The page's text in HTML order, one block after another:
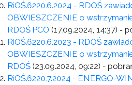
RiOŚ.6220.6.2024 - RDOŚ
OBWIESZCZENIE o
RDOŚ PCO (17.09.2024, 14:37) -
RiOŚ.6220.6.2023 - RDOŚ
OBWIESZCZENIE o
RDOŚ (23.09.2024, 09:22) -
RiOŚ.6220.7.2024 - ENERGO-